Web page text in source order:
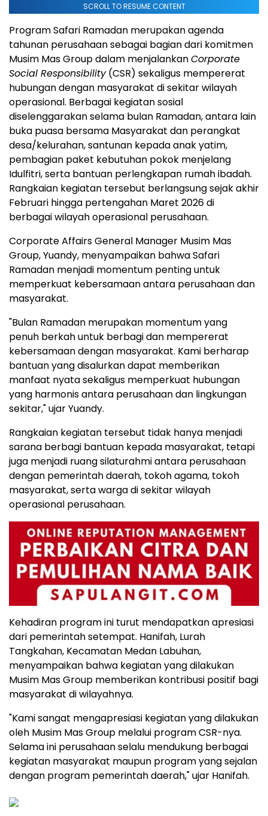
SCROLL TO RESUME CONTENT
Program Safari Ramadan merupakan agenda
tahunan perusahaan sebagai bagian dari komitmen
Musim Mas Group dalam menjalankanCorporate
Social Responsibility(CSR) sekaligus mempererat
hubungan dengan masyarakat di sekitar wilayah
operasional. Berbagai kegiatan sosial
diselenggarakan selama bulan Ramadan, antara lain
buka puasa bersama Masyarakat dan perangkat
desa/kelurahan, santunan kepada anak yatim,
pembagian paket kebutuhan pokok menjelang
Idulfitri, serta bantuan perlengkapan rumah ibadah.
Rangkaian kegiatan tersebut berlangsung sejak akhir
Februari hingga pertengahan Maret 2026 di
berbagai wilayah operasional perusahaan.
Corporate Affairs General Manager Musim Mas
Group, Yuandy, menyampaikan bahwa Safari
Ramadan menjadi momentum penting untuk
memperkuat kebersamaan antara perusahaan dan
masyarakat.
"Bulan Ramadan merupakan momentum yang
penuh berkah untuk berbagi dan mempererat
kebersamaan dengan masyarakat. Kami berharap
bantuan yang disalurkan dapat memberikan
manfaat nyata sekaligus memperkuat hubungan
yang harmonis antara perusahaan dan lingkungan
sekitar," ujar Yuandy.
Rangkaian kegiatan tersebut tidak hanya menjadi
sarana berbagi bantuan kepada masyarakat, tetapi
juga menjadi ruang silaturahmi antara perusahaan
dengan pemerintah daerah, tokoh agama, tokoh
masyarakat, serta warga di sekitar wilayah
operasional perusahaan.
Kehadiran program ini turut mendapatkan apresiasi
dari pemerintah setempat. Hanifah, Lurah
Tangkahan, Kecamatan Medan Labuhan,
menyampaikan bahwa kegiatan yang dilakukan
Musim Mas Group memberikan kontribusi positif bagi
masyarakat di wilayahnya.
"Kami sangat mengapresiasi kegiatan yang dilakukan
oleh Musim Mas Group melalui program CSR-nya.
Selama ini perusahaan selalu mendukung berbagai
kegiatan masyarakat maupun program yang sejalan
dengan program pemerintah daerah," ujar Hanifah.